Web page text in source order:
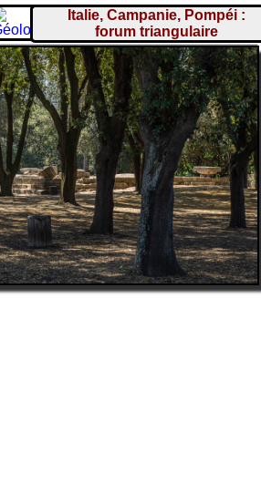
Italie, Campanie, Pompéi :
forum triangulaire